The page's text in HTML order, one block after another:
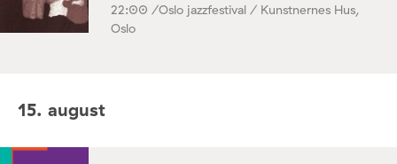
22:00 /Oslo jazzfestival / Kunstnernes Hus,
Oslo
15. august